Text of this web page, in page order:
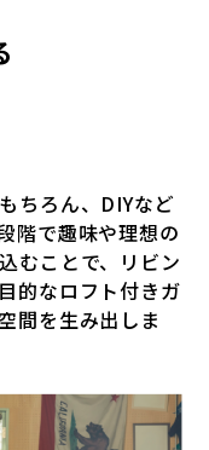
ちろん、DIYなど
階で趣味や理想の
むことで、リビン
的なロフト付きガ
間を生み出しま